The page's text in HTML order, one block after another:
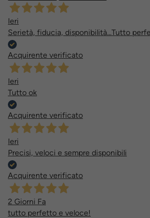
Ieri
Serietà, fiducia, disponibilità...Tutto
Acquirente verificato
Ieri
Tutto ok
Acquirente verificato
Ieri
Precisi, veloci e sempre disponibili
Acquirente verificato
2 Giorni Fa
tutto perfetto e veloce!